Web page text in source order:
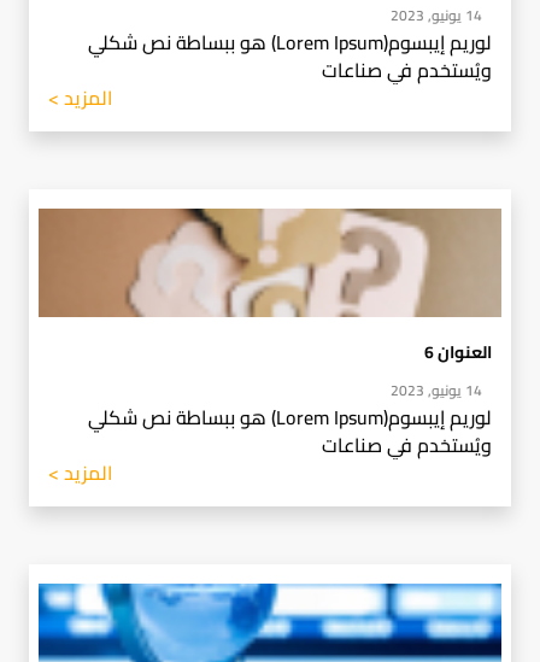
14 يونيو, 2023
لوريم إيبسوم(Lorem Ipsum) هو ببساطة نص شكلي
ويُستخدم في صناعات
المزيد >
العنوان 6
14 يونيو, 2023
لوريم إيبسوم(Lorem Ipsum) هو ببساطة نص شكلي
ويُستخدم في صناعات
المزيد >